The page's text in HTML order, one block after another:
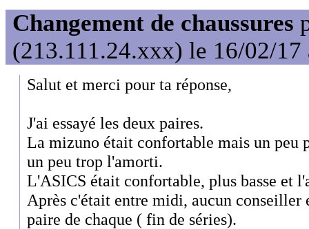
Changement de chaussures
(213.111.24.xxx) le 16/02/17
Salut et merci pour ta réponse,
J'ai essayé les deux paires.
La mizuno était confortable mais un peu
un peu trop l'amorti.
L'ASICS était confortable, plus basse et
Après c'était entre midi, aucun conseiller
paire de chaque ( fin de séries).